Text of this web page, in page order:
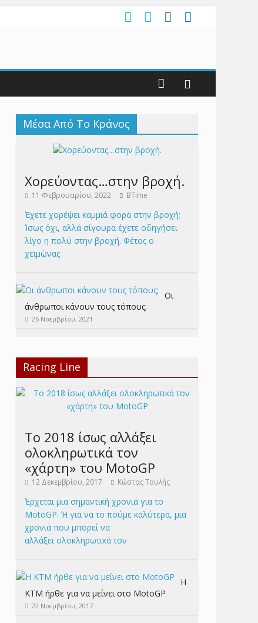
Μέσα Από Το Κράνος
Χορεύοντας…στην βροχή.
11 Φεβρουαρίου, 2022 BTime
Έχετε χορέψει καμμιά φορά στην βροχή;
Ίσως όχι, αλλά σίγουρα έχετε οδηγήσει
λίγο η πολύ στην βροχή. Φέτος ο
χειμώνας
Οι
άνθρωποι κάνουν τους τόπους;
26 Νοεμβρίου, 2021
Racing Line
Το 2018 ίσως αλλάξει
ολοκληρωτικά τον
«χάρτη» του MotoGP
12 Δεκεμβρίου, 2017 Κώστας Τουλής
Έρχεται μια σημαντική χρονιά για το
MotoGP. Ή για να το πούμε καλύτερα, μια
χρονιά που μπορεί να
αλλάξει ολοκληρωτικά τον
Η
KTM ήρθε για να μείνει στο MotoGP
22 Νοεμβρίου, 2017